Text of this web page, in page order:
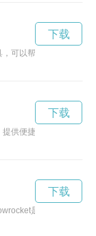
可以帮助用户在互联
下载
供便捷快速的服务，
下载
是您的不二选择
下载